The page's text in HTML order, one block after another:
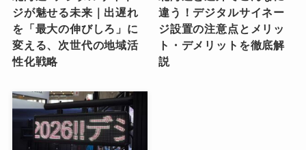
ジが魅せる未来｜出遅れ
を「最大の伸びしろ」に
変える、次世代の地域活
性化戦略
違う！デジタルサイネー
ジ設置の注意点とメリッ
ト・デメリットを徹底解
説